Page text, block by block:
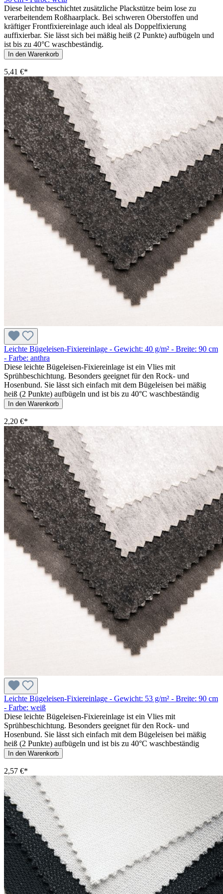
Diese leichte beschichtet zusätzliche Plackstütze beim lose zu
verarbeitendem Roßhaarplack. Bei schweren Oberstoffen und
kräftiger Frontfixiereinlage auch ideal als Doppelfixierung
auffixierbar. Sie lässt sich bei mäßig heiß (2 Punkte) aufbügeln und
ist bis zu 40°C waschbeständig.
In den Warenkorb
5,41 €*
Leichte Bügeleisen-Fixiereinlage - Gewicht: 40 g/m² - Breite: 90 cm
- Farbe: anthra
Diese leichte Bügeleisen-Fixiereinlage ist ein Vlies mit
Sprühbeschichtung. Besonders geeignet für den Rock- und
Hosenbund. Sie lässt sich einfach mit dem Bügeleisen bei mäßig
heiß (2 Punkte) aufbügeln und ist bis zu 40°C waschbeständig
In den Warenkorb
2,20 €*
Leichte Bügeleisen-Fixiereinlage - Gewicht: 53 g/m² - Breite: 90 cm
- Farbe: weiß
Diese leichte Bügeleisen-Fixiereinlage ist ein Vlies mit
Sprühbeschichtung. Besonders geeignet für den Rock- und
Hosenbund. Sie lässt sich einfach mit dem Bügeleisen bei mäßig
heiß (2 Punkte) aufbügeln und ist bis zu 40°C waschbeständig
In den Warenkorb
2,57 €*